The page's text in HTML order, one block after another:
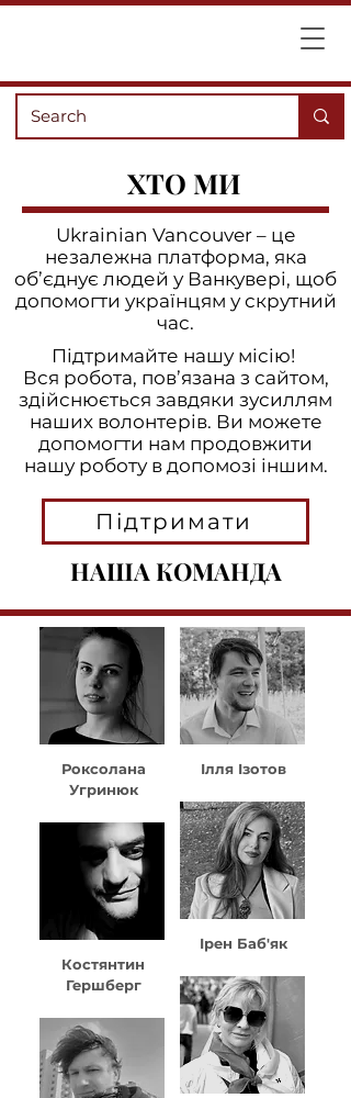
ХТО МИ
Ukrainian Vancouver – це
незалежна платформа, яка
об’єднує людей у Ванкувері, щоб
допомогти українцям у скрутний
час.
Підтримайте нашу місію!
Вся робота, пов’язана з сайтом,
здійснюється завдяки зусиллям
наших волонтерів. Ви можете
допомогти нам продовжити
нашу роботу в допомозі іншим.
Підтримати
НАША КОМАНДА
Роксолана
Угринюк
Костянтин
Гершберг
Ілля Ізотов
Ірен Баб'як